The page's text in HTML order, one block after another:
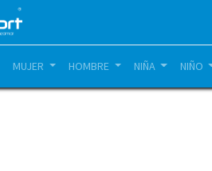
MUJER HOMBRE NIÑA NIÑO